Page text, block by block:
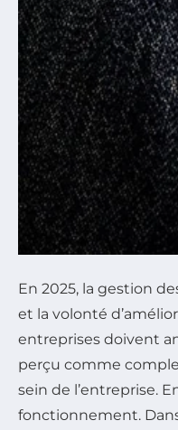
En 2025, la gestion
et la volonté
entreprises doivent
perçu comme
sein de l’entreprise.
fonctionnement.